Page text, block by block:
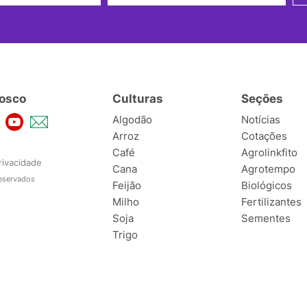
Culturas
Algodão
Arroz
Café
Cana
Feijão
Milho
Soja
Trigo
Seções
Notícias
Cotações
Agrolinkfito
Agrotempo
Biológicos
Fertilizantes
Sementes